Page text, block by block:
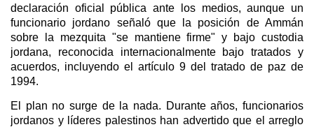
declaración oficial pública ante los medios, aunque un
funcionario jordano señaló que la posición de Ammán
sobre la mezquita "se mantiene firme" y bajo custodia
jordana, reconocida internacionalmente bajo tratados y
acuerdos, incluyendo el artículo 9 del tratado de paz de
1994.
El plan no surge de la nada. Durante años, funcionarios
jordanos y líderes palestinos han advertido que el arreglo